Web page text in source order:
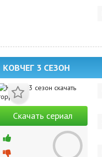
КОВЧЕГ 3 СЕЗОН
Скачать сериал